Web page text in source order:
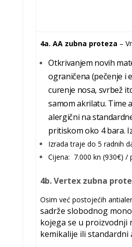
4a.AA zubna proteza –
Otkrivanjem novih
ograničena (pečenje i
curenje nosa, svrbež
samom akrilatu. Time
alergični na
pritiskom oko 4 bara.
Izrada traje do 5 radnih
Cijena: 7.000 kn (930€) /
4b. Vertex zubna
Osim već postojećih
sadrže slobodnog
kojega se u proizvodnji
kemikalije ili standardni